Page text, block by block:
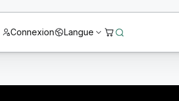
Connexion Langue